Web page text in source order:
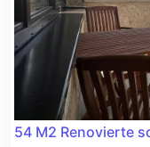
54 M2 Renovierte